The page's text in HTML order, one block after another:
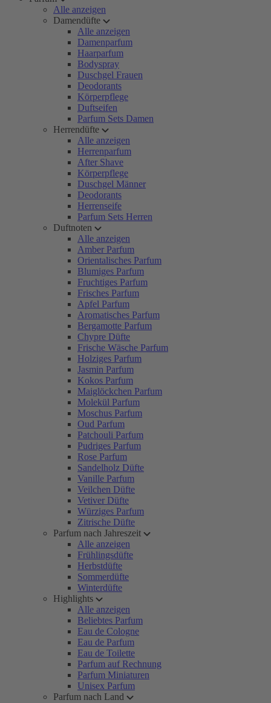
Alle anzeigen
Damendüfte
Alle anzeigen
Damenparfum
Haarparfum
Bodyspray
Duschgel Frauen
Deodorants
Körperpflege
Duftseifen
Parfum Sets Damen
Herrendüfte
Alle anzeigen
Herrenparfum
After Shave
Körperpflege
Duschgel Männer
Deodorants
Herrenseife
Parfum Sets Herren
Duftnoten
Alle anzeigen
Amber Parfum
Orientalisches Parfum
Blumiges Parfum
Fruchtiges Parfum
Frisches Parfum
Apfel Parfum
Aromatisches Parfum
Bergamotte Parfum
Chypre Düfte
Frische Wäsche Parfum
Holziges Parfum
Jasmin Parfum
Kokos Parfum
Maiglöckchen Parfum
Molekül Parfum
Moschus Parfum
Oud Parfum
Patchouli Parfum
Pudriges Parfum
Rose Parfum
Sandelholz Düfte
Vanille Parfum
Veilchen Düfte
Vetiver Düfte
Würziges Parfum
Zitrische Düfte
Parfum nach Jahreszeit
Alle anzeigen
Frühlingsdüfte
Herbstdüfte
Sommerdüfte
Winterdüfte
Highlights
Alle anzeigen
Beliebtes Parfum
Eau de Cologne
Eau de Parfum
Eau de Toilette
Parfum auf Rechnung
Parfum Miniaturen
Unisex Parfum
Parfum nach Land